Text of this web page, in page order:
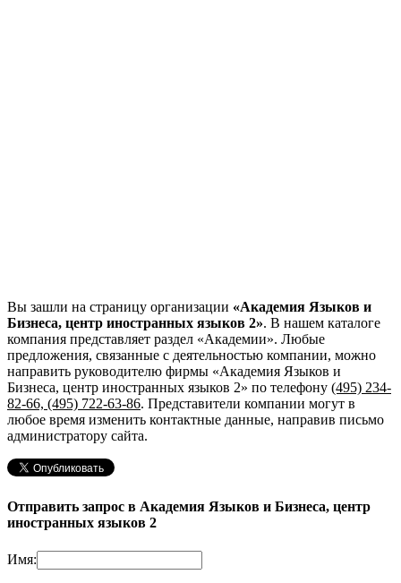
Вы зашли на страницу организации «Академия Языков и
Бизнеса, центр иностранных языков 2». В нашем каталоге
компания представляет раздел «Академии». Любые
предложения, связанные с деятельностью компании, можно
направить руководителю фирмы «Академия Языков и
Бизнеса, центр иностранных языков 2» по телефону (495) 234-
82-66, (495) 722-63-86. Представители компании могут в
любое время изменить контактные данные, направив письмо
администратору сайта.
Отправить запрос в Академия Языков и Бизнеса, центр
иностранных языков 2
Имя: